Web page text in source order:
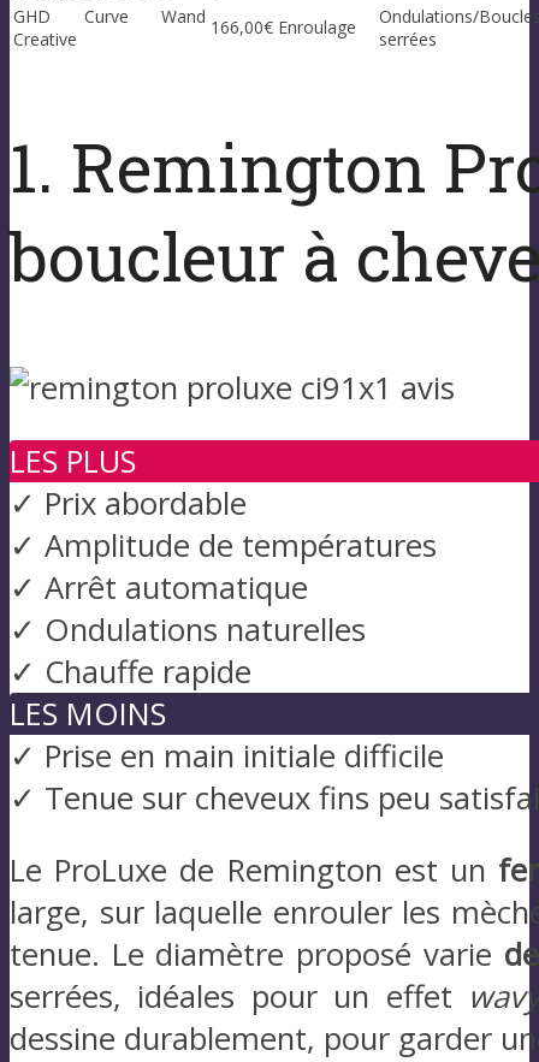
GHD Curve Wand
Creative
166,00€ Enroulage
Ondulations/
serrées
1. Remington
boucleur à
LES PLUS
✓ Prix abordable
✓ Amplitude de températures
✓ Arrêt automatique
✓ Ondulations naturelles
✓ Chauffe rapide
LES MOINS
✓ Prise en main initiale difficile
✓ Tenue sur cheveux fins peu
Le ProLuxe de Remington est un
large, sur laquelle enrouler les
tenue. Le diamètre proposé varie
serrées, idéales pour un effet
dessine durablement, pour garder